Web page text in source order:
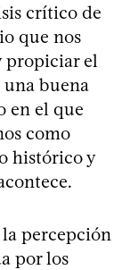
crítico de
que nos
propiciar el
buena
en el que
como
histórico y
percepción
por los